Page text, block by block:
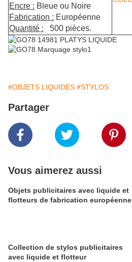
Encre : Bleue ou Noire
Fabrication : Européenne
Quantité : 500 pièces.
#OBJETS LIQUIDES #STYLOS
Partager
Vous aimerez aussi
Objets publicitaires avec liquide et
flotteurs de fabrication européenne
Collection de stylos publicitaires
avec liquide et flotteur